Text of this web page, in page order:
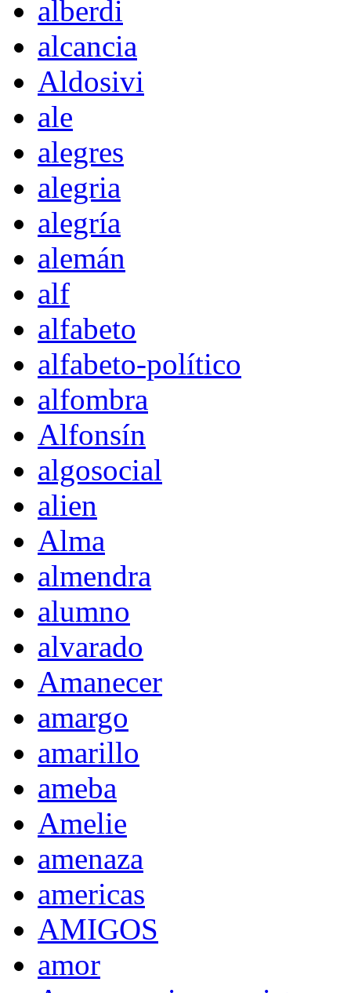
alberdi
alcancia
Aldosivi
ale
alegres
alegria
alegría
alemán
alf
alfabeto
alfabeto-político
alfombra
Alfonsín
algosocial
alien
Alma
almendra
alumno
alvarado
Amanecer
amargo
amarillo
ameba
Amelie
amenaza
americas
AMIGOS
amor